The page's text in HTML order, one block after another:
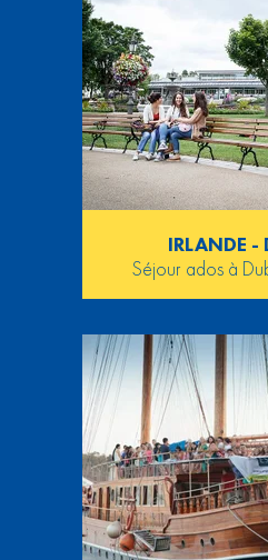
IRLANDE -
Séjour ados à